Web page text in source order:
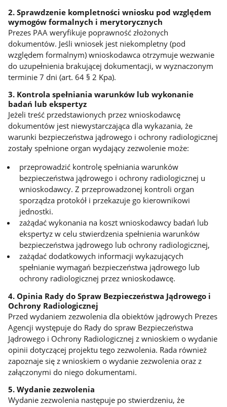
2. Sprawdzenie kompletności wniosku pod względem
wymogów formalnych i merytorycznych
Prezes PAA weryfikuje poprawność złożonych
dokumentów. Jeśli wniosek jest niekompletny (pod
względem formalnym) wnioskodawca otrzymuje wezwanie
do uzupełnienia brakującej dokumentacji, w wyznaczonym
terminie 7 dni (art. 64 § 2 Kpa).
3. Kontrola spełniania warunków lub wykonanie
badań lub ekspertyz
Jeżeli treść przedstawionych przez wnioskodawcę
dokumentów jest niewystarczająca dla wykazania, że
warunki bezpieczeństwa jądrowego i ochrony radiologicznej
zostały spełnione organ wydający zezwolenie może:
przeprowadzić kontrolę spełniania warunków
bezpieczeństwa jądrowego i ochrony radiologicznej u
wnioskodawcy. Z przeprowadzonej kontroli organ
sporządza protokół i przekazuje go kierownikowi
jednostki.
zażądać wykonania na koszt wnioskodawcy badań lub
ekspertyz w celu stwierdzenia spełnienia warunków
bezpieczeństwa jądrowego lub ochrony radiologicznej,
zażądać dodatkowych informacji wykazujących
spełnianie wymagań bezpieczeństwa jądrowego lub
ochrony radiologicznej przez wnioskodawcę.
4. Opinia Rady do Spraw Bezpieczeństwa Jądrowego i
Ochrony Radiologicznej
Przed wydaniem zezwolenia dla obiektów jądrowych Prezes
Agencji występuje do Rady do spraw Bezpieczeństwa
Jądrowego i Ochrony Radiologicznej z wnioskiem o wydanie
opinii dotyczącej projektu tego zezwolenia. Rada również
zapoznaje się z wnioskiem o wydanie zezwolenia oraz z
załączonymi do niego dokumentami.
5. Wydanie zezwolenia
Wydanie zezwolenia następuje po stwierdzeniu, że